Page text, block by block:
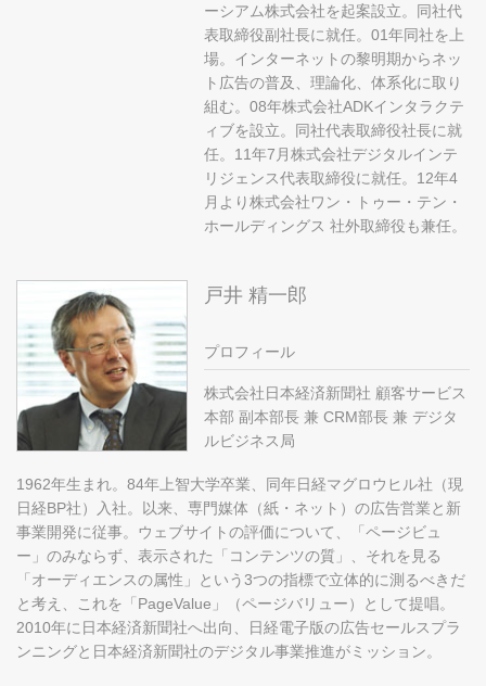
ーシアム株式会社を起案設立。同社代
表取締役副社長に就任。01年同社を上
場。インターネットの黎明期からネッ
ト広告の普及、理論化、体系化に取り
組む。08年株式会社ADKインタラクテ
ィブを設立。同社代表取締役社長に就
任。11年7月株式会社デジタルインテ
リジェンス代表取締役に就任。12年4
月より株式会社ワン・トゥー・テン・
ホールディングス 社外取締役も兼任。
戸井 精一郎
プロフィール
株式会社日本経済新聞社 顧客サービス
本部 副本部長 兼 CRM部長 兼 デジタ
ルビジネス局
1962年生まれ。84年上智大学卒業、同年日経マグロウヒル社（現
日経BP社）入社。以来、専門媒体（紙・ネット）の広告営業と新
事業開発に従事。ウェブサイトの評価について、「ページビュ
ー」のみならず、表示された「コンテンツの質」、それを見る
「オーディエンスの属性」という3つの指標で立体的に測るべきだ
と考え、これを「PageValue」（ページバリュー）として提唱。
2010年に日本経済新聞社へ出向、日経電子版の広告セールスプラ
ンニングと日本経済新聞社のデジタル事業推進がミッション。